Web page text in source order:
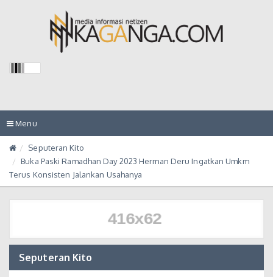
Toggle
navigation
Menu
Seputeran Kito
Buka Paski Ramadhan Day 2023 Herman Deru Ingatkan Umkm
Terus Konsisten Jalankan Usahanya
Seputeran Kito